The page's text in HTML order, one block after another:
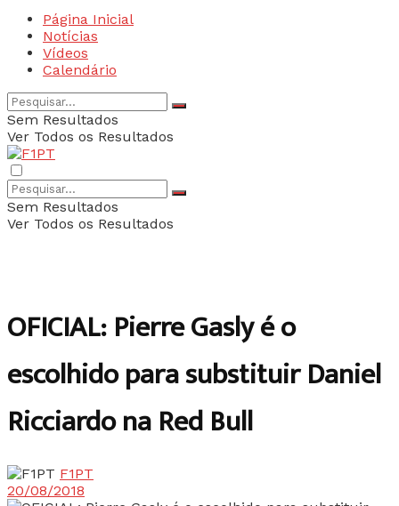
Página Inicial
Notícias
Vídeos
Calendário
Sem Resultados
Ver Todos os Resultados
Sem Resultados
Ver Todos os Resultados
OFICIAL: Pierre Gasly é o
escolhido para substituir Daniel
Ricciardo na Red Bull
F1PT
20/08/2018